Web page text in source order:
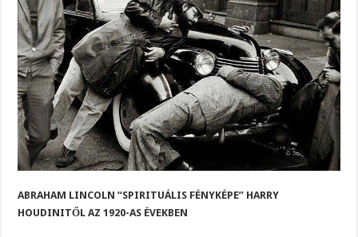
ABRAHAM LINCOLN “SPIRITUÁLIS FÉNYKÉPE” HARRY
HOUDINITŐL AZ 1920-AS ÉVEKBEN